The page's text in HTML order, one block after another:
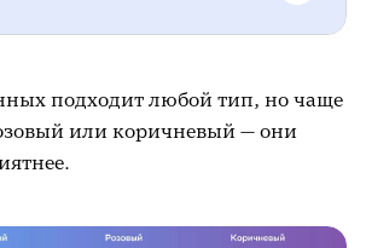
более мягкий, похож на шум
гул самолёта.
подходит любой тип, но чаще
или коричневый — они